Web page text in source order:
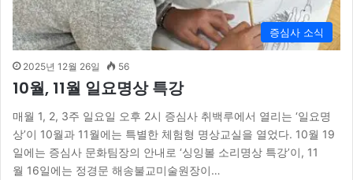
증심사 소식
2025년 12월 26일 56
10월, 11월 일요명상 특강
매월 1, 2, 3주 일요일 오후 2시 증심사 취백루에서 열리는 ‘일요명
상’이 10월과 11월에는 특별한 체험형 명상교실을 열었다. 10월 19
일에는 증심사 문화팀장의 안내로 ‘싱잉볼 소리명상 특강’이, 11
월 16일에는 정경문 해송불교미술원장이…